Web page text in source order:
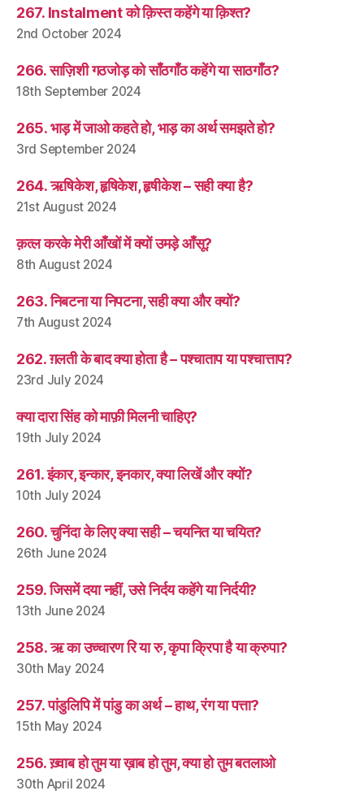
267. Instalment को क़िस्त कहेंगे या क़िश्त?
2nd October 2024
266. साज़िशी गठजोड़ को साँठगाँठ कहेंगे या साठगाँठ?
18th September 2024
265. भाड़ में जाओ कहते हो, भाड़ का अर्थ समझते हो?
3rd September 2024
264. ऋषिकेश, हृषिकेश, हृषीकेश – सही क्या है?
21st August 2024
क़त्ल करके मेरी आँखों में क्यों उमड़े आँसू?
8th August 2024
263. निबटना या निपटना, सही क्या और क्यों?
7th August 2024
262. ग़लती के बाद क्या होता है – पश्चाताप या पश्चात्ताप?
23rd July 2024
क्या दारा सिंह को माफ़ी मिलनी चाहिए?
19th July 2024
261. इंकार, इन्कार, इनकार, क्या लिखें और क्यों?
10th July 2024
260. चुनिंदा के लिए क्या सही – चयनित या चयित?
26th June 2024
259. जिसमें दया नहीं, उसे निर्दय कहेंगे या निर्दयी?
13th June 2024
258. ऋ का उच्चारण रि या रु, कृपा क्रिपा है या क्रुपा?
30th May 2024
257. पांडुलिपि में पांडु का अर्थ – हाथ, रंग या पत्ता?
15th May 2024
256. ख़्वाब हो तुम या ख़ाब हो तुम, क्या हो तुम बतलाओ
30th April 2024